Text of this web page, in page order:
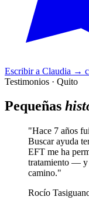
Escribir a Claudia →
Testimonios · Quito
Pequeñas
"Hace 7 años
Buscar ayuda
EFT me ha
tratamiento — y
camino."
Rocío